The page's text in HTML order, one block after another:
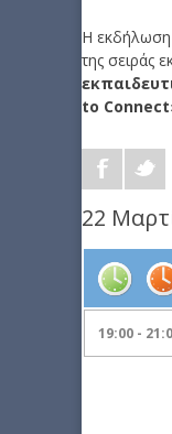
Η εκδήλωση
της σειράς
to
22
19:00 -